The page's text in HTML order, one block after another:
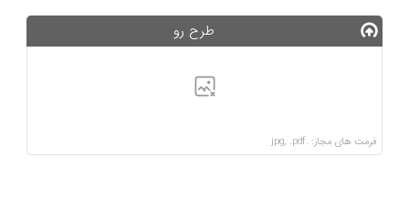
طرح رو
فرمت های مجاز: .jpg, .pdf